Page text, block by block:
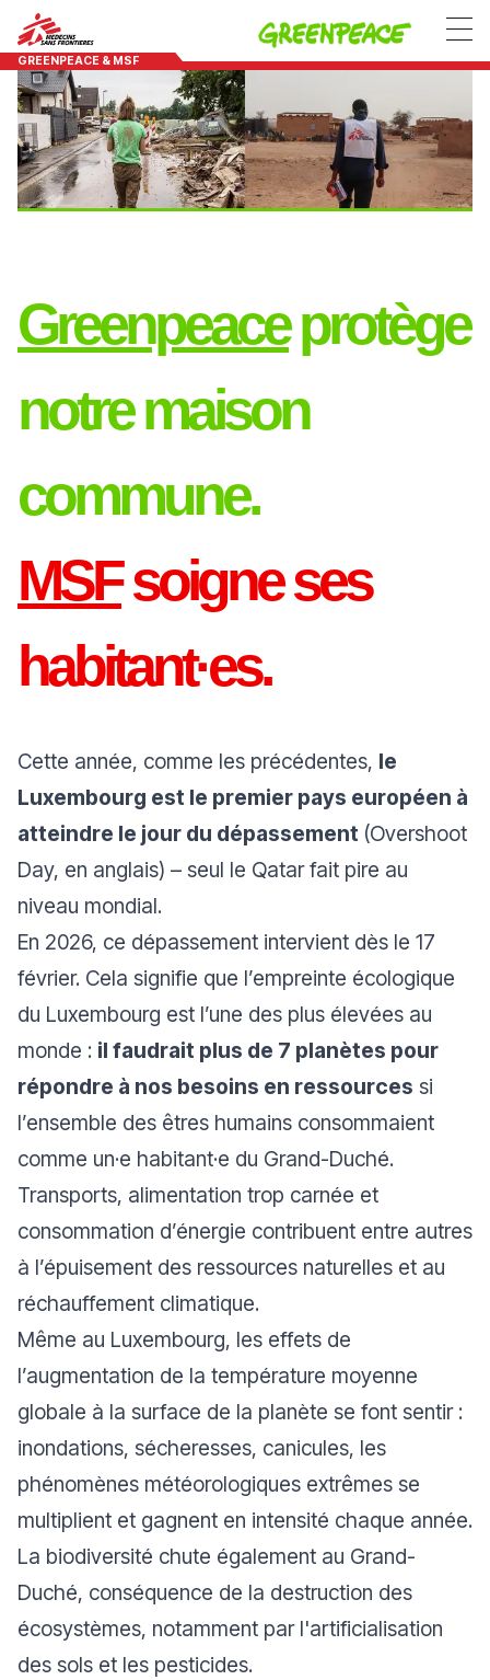
GREENPEACE & MSF
Greenpeaceprotège
notre maison
commune.
MSFsoigne ses
habitant·es.
Cette année, comme les précédentes, le
Luxembourg est le premier pays européen à
atteindre le jour du dépassement (Overshoot
Day, en anglais) – seul le Qatar fait pire au
niveau mondial.
En 2026, ce dépassement intervient dès le 17
février. Cela signifie que l’empreinte écologique
du Luxembourg est l’une des plus élevées au
monde : il faudrait plus de 7 planètes pour
répondre à nos besoins en ressources si
l’ensemble des êtres humains consommaient
comme un·e habitant·e du Grand-Duché.
Transports, alimentation trop carnée et
consommation d’énergie contribuent entre autres
à l’épuisement des ressources naturelles et au
réchauffement climatique.
Même au Luxembourg, les effets de
l’augmentation de la température moyenne
globale à la surface de la planète se font sentir :
inondations, sécheresses, canicules, les
phénomènes météorologiques extrêmes se
multiplient et gagnent en intensité chaque année.
La biodiversité chute également au Grand-
Duché, conséquence de la destruction des
écosystèmes, notamment par l'artificialisation
des sols et les pesticides.